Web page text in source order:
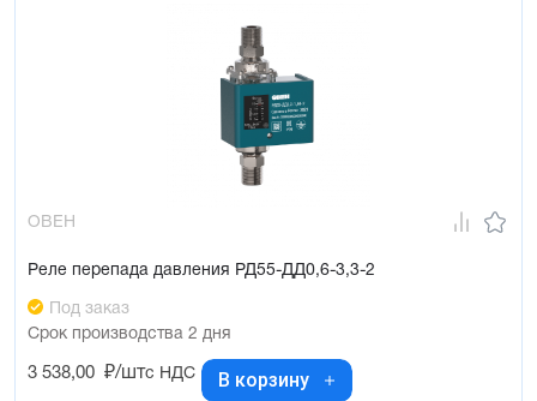
ОВЕН
Реле перепада давления РД55-ДД0,6-3,3-2
Под заказ
Срок производства 2 дня
3 538,00 ₽/штс НДС В корзину